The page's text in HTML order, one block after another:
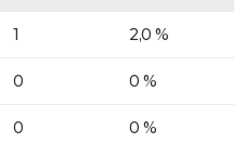
1 2,0 %
0 0 %
0 0 %